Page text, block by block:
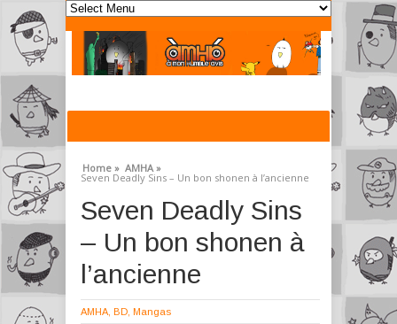
Home » AMHA »
Seven Deadly Sins – Un bon shonen à l’ancienne
Seven Deadly Sins
– Un bon shonen à
l’ancienne
AMHA BD Mangas